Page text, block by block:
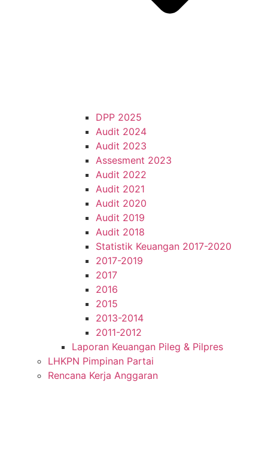
DPP 2025
Audit 2024
Audit 2023
Assesment 2023
Audit 2022
Audit 2021
Audit 2020
Audit 2019
Audit 2018
Statistik Keuangan 2017-2020
2017-2019
2017
2016
2015
2013-2014
2011-2012
Laporan Keuangan Pileg & Pilpres
LHKPN Pimpinan Partai
Rencana Kerja Anggaran